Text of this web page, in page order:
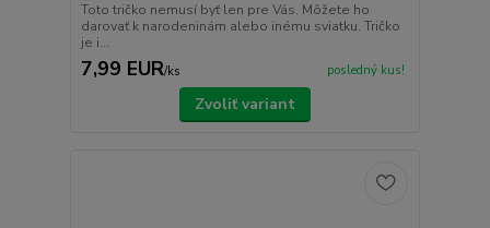
Toto tričko nemusí byť len pre Vás. Môžete ho
darovať k narodeninám alebo inému sviatku. Tričko
je i...
7,99 EUR/ks posledný kus!
Zvoliť variant